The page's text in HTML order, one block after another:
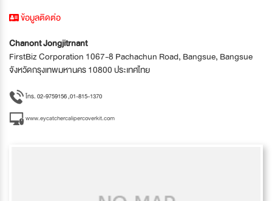
ข้อมูลติดต่อ
Chanont Jongjitrnant
FirstBiz Corporation 1067-8 Pachachun Road, Bangsue, Bangsue
จังหวัดกรุงเทพมหานคร 10800 ประเทศไทย
โทร. 02-9759156 ,01-815-1370
www.eycatchercalipercoverkit.com